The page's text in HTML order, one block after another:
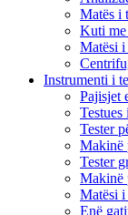
Matës i
Kuti
Matësi i
Instrumenti i
Pajisjet
Tester
Makinë
Tester
Makinë
Matësi i
Enë